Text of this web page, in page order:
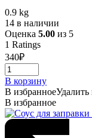
0.9 kg
14 в наличии
Оценка 5.00 из 5
1 Ratings
340₽
В корзину
В избранноеУдалить
В избранное